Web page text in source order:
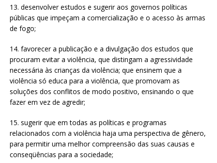
13. desenvolver estudos e sugerir aos governos políticas
públicas que impeçam a comercialização e o acesso às armas
de fogo;
14. favorecer a publicação e a divulgação dos estudos que
procuram evitar a violência, que distingam a agressividade
necessária às crianças da violência; que ensinem que a
violência só educa para a violência, que promovam as
soluções dos conflitos de modo positivo, ensinando o que
fazer em vez de agredir;
15. sugerir que em todas as políticas e programas
relacionados com a violência haja uma perspectiva de gênero,
para permitir uma melhor compreensão das suas causas e
conseqüências para a sociedade;